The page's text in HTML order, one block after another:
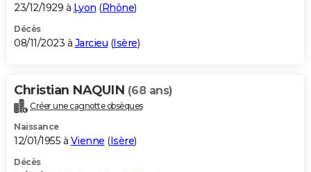
23/12/1929 à Lyon (Rhône)
Décès
08/11/2023 à Jarcieu (Isère)
Christian NAQUIN (68 ans)
Créer une cagnotte obsèques
Naissance
12/01/1955 à Vienne (Isère)
Décès